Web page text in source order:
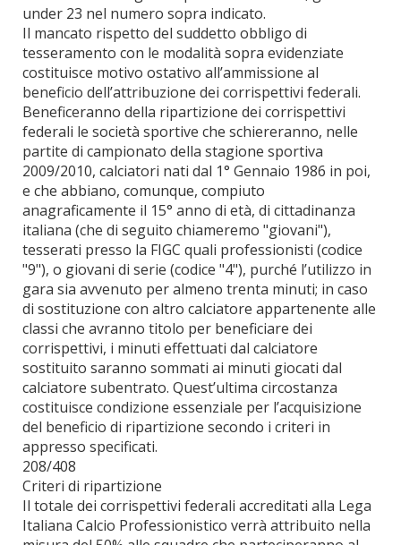
under 23 nel numero sopra indicato.
Il mancato rispetto del suddetto obbligo di
tesseramento con le modalità sopra evidenziate
costituisce motivo ostativo all’ammissione al
beneficio dell’attribuzione dei corrispettivi federali.
Beneficeranno della ripartizione dei corrispettivi
federali le società sportive che schiereranno, nelle
partite di campionato della stagione sportiva
2009/2010, calciatori nati dal 1° Gennaio 1986 in poi,
e che abbiano, comunque, compiuto
anagraficamente il 15° anno di età, di cittadinanza
italiana (che di seguito chiameremo "giovani"),
tesserati presso la FIGC quali professionisti (codice
"9"), o giovani di serie (codice "4"), purché l’utilizzo in
gara sia avvenuto per almeno trenta minuti; in caso
di sostituzione con altro calciatore appartenente alle
classi che avranno titolo per beneficiare dei
corrispettivi, i minuti effettuati dal calciatore
sostituito saranno sommati ai minuti giocati dal
calciatore subentrato. Quest’ultima circostanza
costituisce condizione essenziale per l’acquisizione
del beneficio di ripartizione secondo i criteri in
appresso specificati.
208/408
Criteri di ripartizione
Il totale dei corrispettivi federali accreditati alla Lega
Italiana Calcio Professionistico verrà attribuito nella